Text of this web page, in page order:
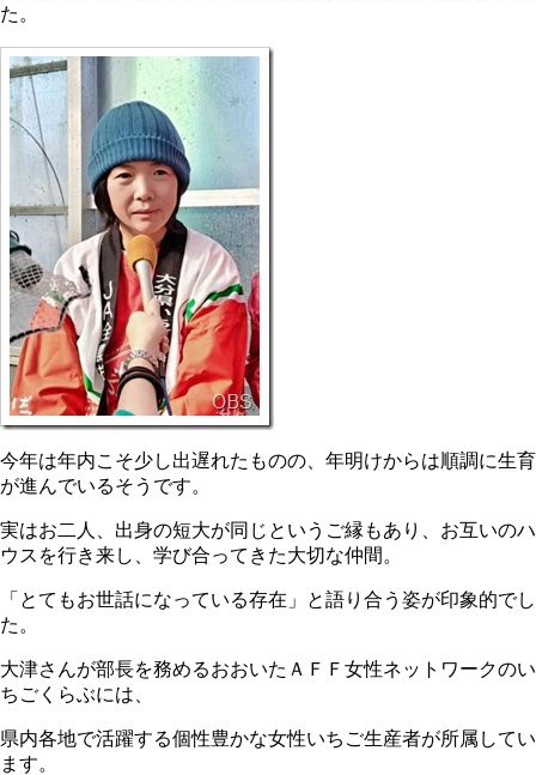
た。
今年は年内こそ少し出遅れたものの、年明けからは順調に生育
が進んでいるそうです。
実はお二人、出身の短大が同じというご縁もあり、お互いのハ
ウスを行き来し、学び合ってきた大切な仲間。
「とてもお世話になっている存在」と語り合う姿が印象的でし
た。
大津さんが部長を務めるおおいたＡＦＦ女性ネットワークのい
ちごくらぶには、
県内各地で活躍する個性豊かな女性いちご生産者が所属してい
ます。